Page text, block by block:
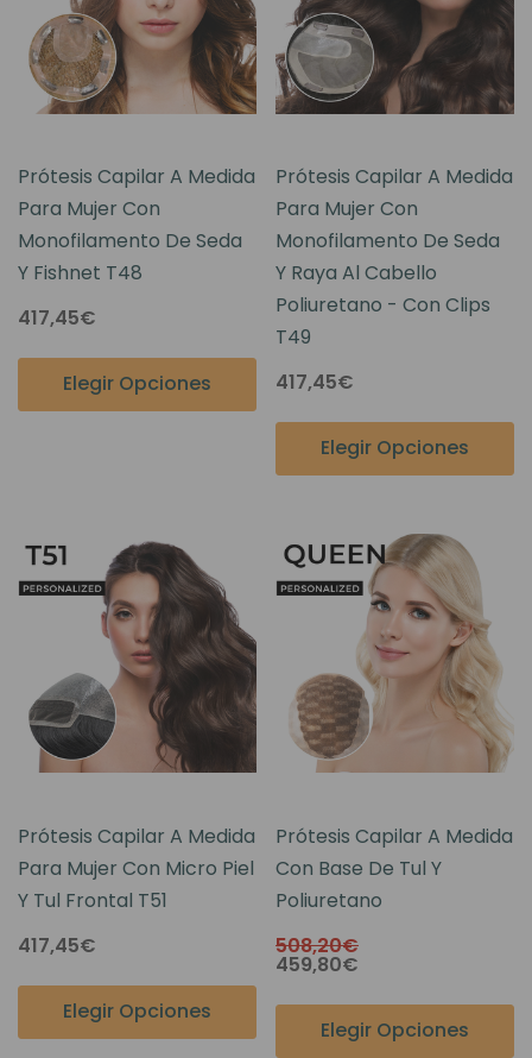
Prótesis Capilar A Medida
Para Mujer Con
Monofilamento De Seda
Y Fishnet T48
417,45€
Elegir Opciones
Prótesis Capilar A Medida
Para Mujer Con
Monofilamento De Seda
Y Raya Al Cabello
Poliuretano - Con Clips
T49
417,45€
Elegir Opciones
Prótesis Capilar A Medida
Para Mujer Con Micro Piel
Y Tul Frontal T51
417,45€
Elegir Opciones
Prótesis Capilar A Medida
Con Base De Tul Y
Poliuretano
508,20€
459,80€
Elegir Opciones